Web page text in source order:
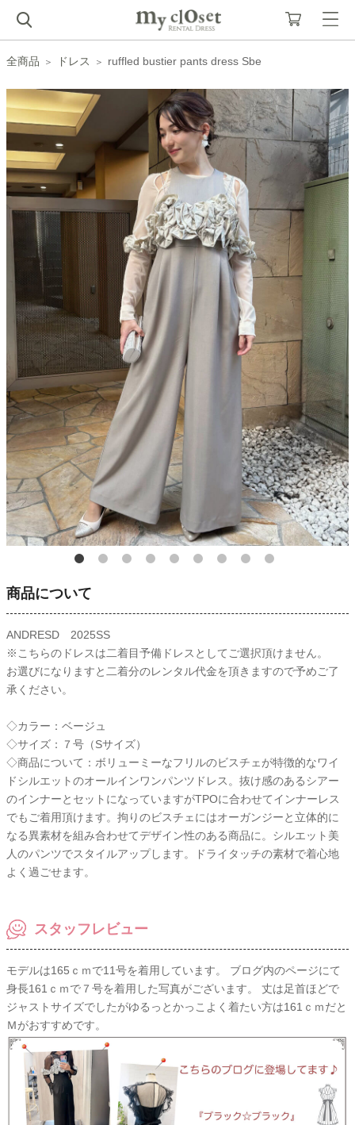
全商品 ドレス ruffled bustier pants dress Sbe
商品について
ANDRESD 2025SS
※こちらのドレスは二着目予備ドレスとしてご選択頂けません。
お選びになりますと二着分のレンタル代金を頂きますので予めご了
承ください。
◇カラー：ベージュ
◇サイズ：７号（Sサイズ）
◇商品について：ボリューミーなフリルのビスチェが特徴的なワイ
ドシルエットのオールインワンパンツドレス。抜け感のあるシアー
のインナーとセットになっていますがTPOに合わせてインナーレス
でもご着用頂けます。拘りのビスチェにはオーガンジーと立体的に
なる異素材を組み合わせてデザイン性のある商品に。シルエット美
人のパンツでスタイルアップします。ドライタッチの素材で着心地
よく過ごせます。
スタッフレビュー
モデルは165ｃｍで11号を着用しています。 ブログ内のページにて
身長161ｃｍで７号を着用した写真がございます。 丈は足首ほどで
ジャストサイズでしたがゆるっとかっこよく着たい方は161ｃｍだと
Ｍがおすすめです。